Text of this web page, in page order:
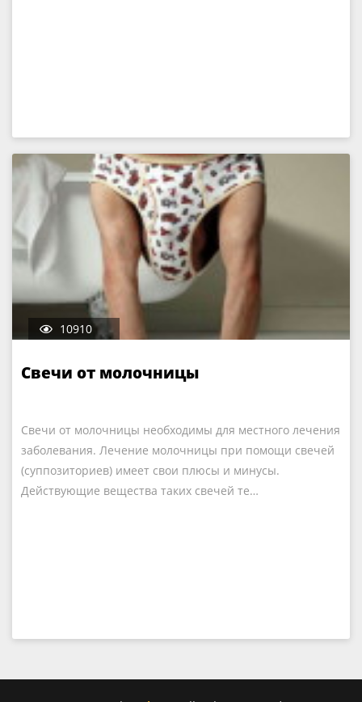
10910
Свечи от молочницы
Свечи от молочницы необходимы для местного лечения
заболевания. Лечение молочницы при помощи свечей
(суппозиториев) имеет свои плюсы и минусы.
Действующие вещества таких свечей те…